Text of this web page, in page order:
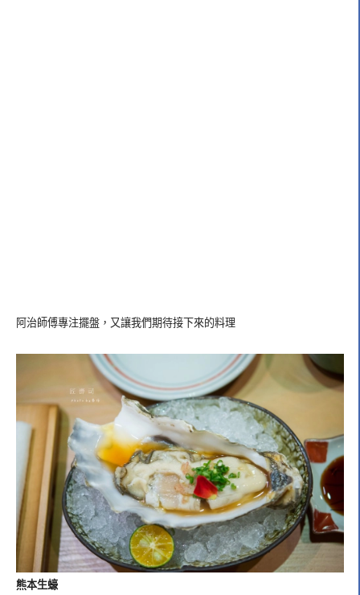
阿治師傅專注擺盤，又讓我們期待接下來的料理
熊本生蠔